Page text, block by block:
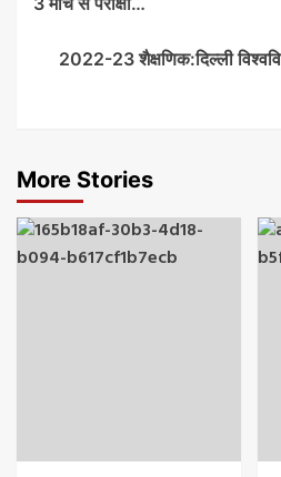
2022-23 शैक्षणिक:दिल्ली
More Stories